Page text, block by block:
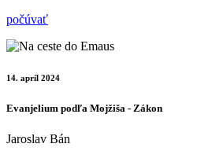
počúvať
14. apríl 2024
Evanjelium podľa Mojžiša - Zákon
Jaroslav Bán